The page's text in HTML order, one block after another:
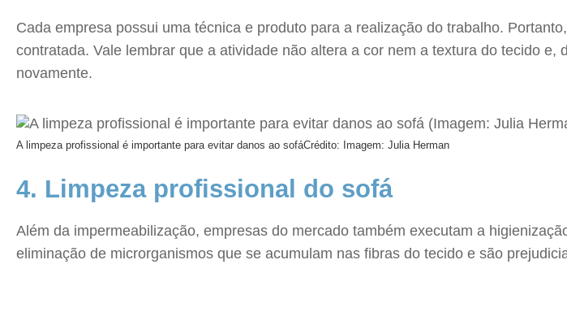
Cada empresa possui uma técnica e produto para a realização do trabalho.
contratada. Vale lembrar que a atividade não altera a cor nem a textura do tecido
novamente.
A limpeza profissional é importante para evitar danos ao sofáCrédito: Imagem: Julia Herman
4. Limpeza profissional do sofá
Além da impermeabilização, empresas do mercado também executam a
eliminação de microrganismos que se acumulam nas fibras do tecido e são